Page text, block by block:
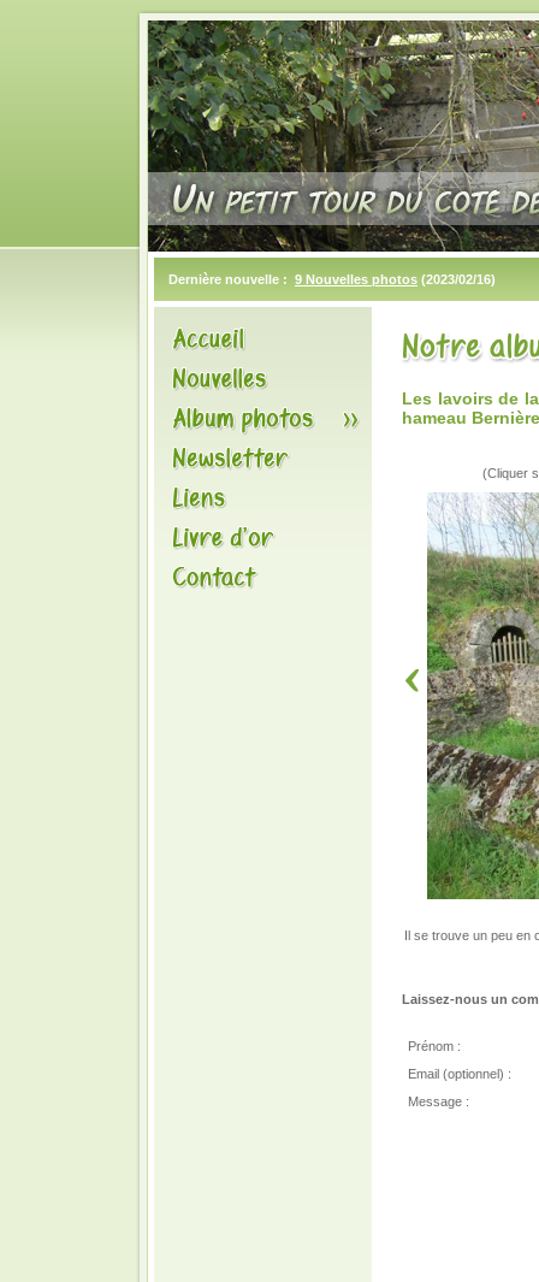
Dernière nouvelle : 9 Nouvelles photos (2023/02/16)
Les lavoirs de
hameau Bernière
(Cliquer
Il se trouve un peu en
Laissez-nous un
Prénom :
Email (optionnel) :
Message :